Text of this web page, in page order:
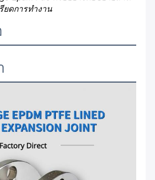
ยดการทํางาน